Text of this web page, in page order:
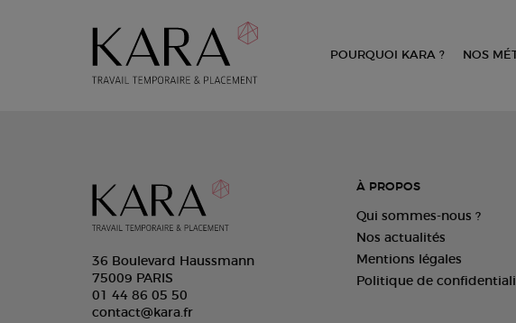
POURQUOI KARA ? NOS
36 Boulevard Haussmann
75009 PARIS
01 44 86 05 50
contact@kara.fr
À PROPOS
Qui sommes-nous ?
Nos actualités
Mentions légales
Politique de